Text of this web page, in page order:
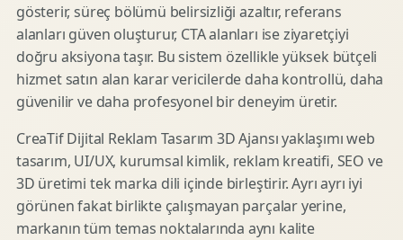
gösterir, süreç bölümü belirsizliği azaltır, referans
alanları güven oluşturur, CTA alanları ise ziyaretçiyi
doğru aksiyona taşır. Bu sistem özellikle yüksek bütçeli
hizmet satın alan karar vericilerde daha kontrollü, daha
güvenilir ve daha profesyonel bir deneyim üretir.
CreaTif Dijital Reklam Tasarım 3D Ajansı yaklaşımı web
tasarım, UI/UX, kurumsal kimlik, reklam kreatifi, SEO ve
3D üretimi tek marka dili içinde birleştirir. Ayrı ayrı iyi
görünen fakat birlikte çalışmayan parçalar yerine,
markanın tüm temas noktalarında aynı kalite